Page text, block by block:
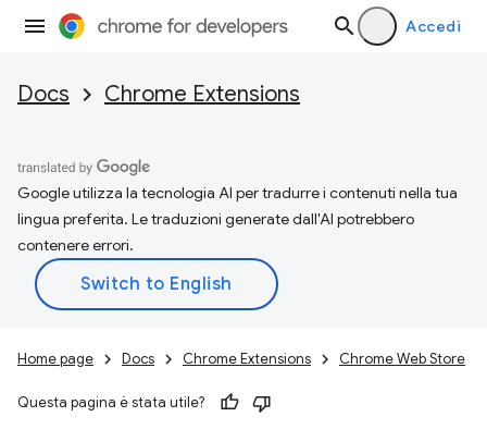
Accedi
Docs Chrome Extensions
Google utilizza la tecnologia AI per tradurre i contenuti nella tua
lingua preferita. Le traduzioni generate dall'AI potrebbero
contenere errori.
Home page Docs Chrome Extensions Chrome Web Store
Questa pagina è stata utile?